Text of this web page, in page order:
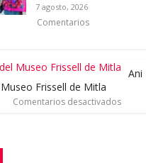
7 agosto, 2026
Comentarios
Ani
Frissell de Mitla
Comentarios desactivados